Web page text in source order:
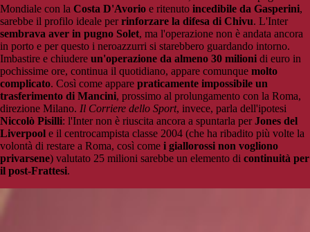
Mondiale con la Costa D'Avorio e ritenuto incedibile da Gasperini,
sarebbe il profilo ideale perrinforzare la difesa di Chivu. L'Inter
sembrava aver in pugno Solet, ma l'operazione non è andata ancora
in porto e per questo i neroazzurri si starebbero guardando intorno.
Imbastire e chiudere un'operazione da almeno 30 milioni di euro in
pochissime ore, continua il quotidiano, appare comunque molto
complicato. Così come appare praticamente impossibile un
trasferimento di Mancini, prossimo al prolungamento con la Roma,
direzione Milano. Il Corriere dello Sport, invece, parla dell'ipotesi
Niccolò Pisilli: l'Inter non è riuscita ancora a spuntarla perJones del
Liverpool e il centrocampista classe 2004 (che ha ribadito più volte la
volontà di restare a Roma, così come i giallorossi non vogliono
privarsene) valutato 25 milioni sarebbe un elemento di continuità per
il post-Frattesi.